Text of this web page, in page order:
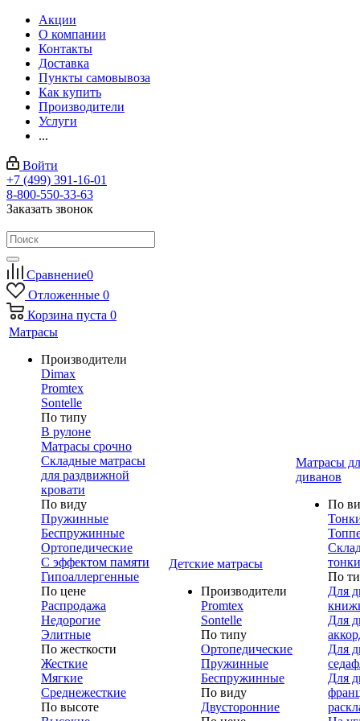
Акции
О компании
Контакты
Доставка
Пункты самовывоза
Как купить
Производители
Услуги
...
Войти
+7 (499) 391-16-01
8-800-550-33-63
Заказать звонок
Сравнение0
Отложенные 0
Корзина пуста 0
Матрасы
Производители
Dimax
Promtex
Sontelle
По типу
В рулоне
Матрасы срочно
Складные матрасы
для раздвижной
кровати
По виду
Пружинные
Беспружинные
Ортопедические
С эффектом памяти
Гипоаллергенные
По цене
Распродажа
Недорогие
Элитные
По жесткости
Жесткие
Мягкие
Среднежесткие
По высоте
Детские матрасы
Производители
Promtex
Sontelle
По типу
Ортопедические
Пружинные
Беспружинные
По виду
Двусторонние
Матрасы
диванов
По
По
Для
Для
Для
Для